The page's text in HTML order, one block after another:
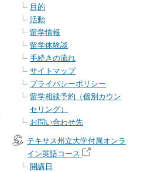
目的
活動
留学情報
留学体験談
手続きの流れ
サイトマップ
プライバシーポリシー
留学相談予約（個別カウン
セリング）
お問い合わせ先
テキサス州立大学付属オンラ
イン英語コース
開講日